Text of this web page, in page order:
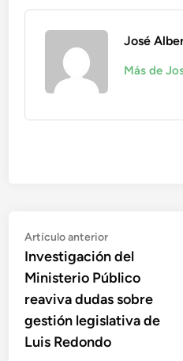
José
Más de
Navegación
de
entradas
Artículo anteriorArtículo
anterior:
Investigación del
Ministerio Público
reaviva dudas sobre
gestión legislativa de
Luis Redondo